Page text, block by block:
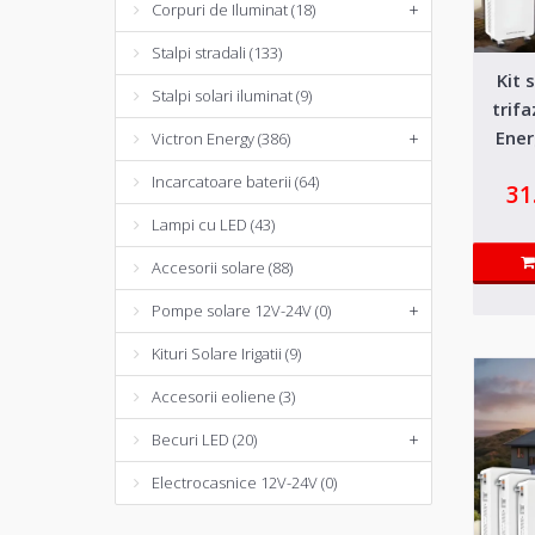
Corpuri de Iluminat (18)
+
Stalpi stradali (133)
Stalpi solari iluminat (9)
Victron Energy (386)
+
Incarcatoare baterii (64)
Lampi cu LED (43)
Accesorii solare (88)
Pompe solare 12V-24V (0)
+
Kituri Solare Irigatii (9)
Accesorii eoliene (3)
Becuri LED (20)
+
Electrocasnice 12V-24V (0)
Kit